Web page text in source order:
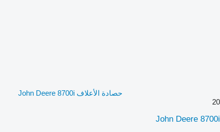
حصادة الأعلاف John Deere 8700i
20
John Deere 8700i